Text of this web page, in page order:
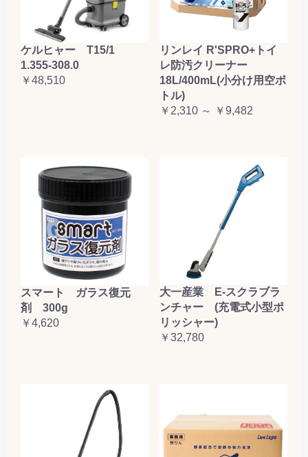
ケルヒャー T15/1
1.355-308.0
￥48,510
リンレイ R'SPRO+トイ
レ防汚クリーナー
18L/400mL(小分け用空ボ
トル)
￥2,310 ～ ￥9,482
スマート ガラス復元
剤 300g
￥4,620
大一産業 E-スクラブラ
ンチャー (充電式小型ポ
リッシャー)
￥32,780